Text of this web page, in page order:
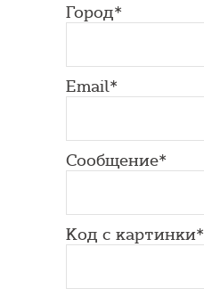
Город*
Email*
Сообщение*
Код с картинки*